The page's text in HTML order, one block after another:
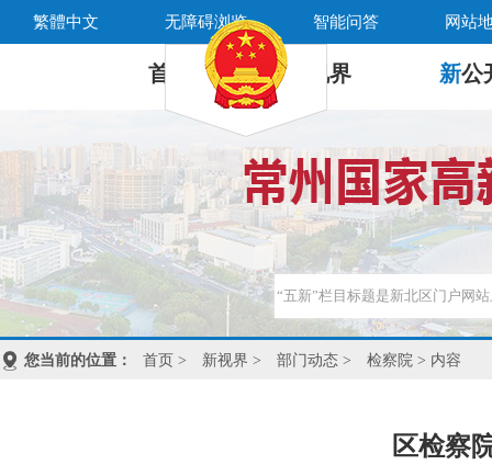
繁體中文 无障碍浏览 智能问答 网站
首 页 新 视界 新公
您当前的位置： 首页 > 新视界 > 部门动态 > 检察院 > 内容
区检察